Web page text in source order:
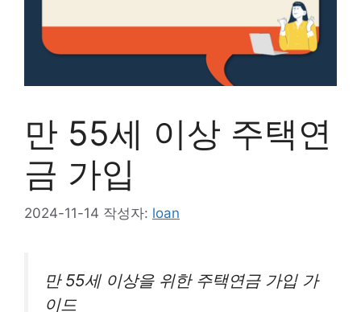
만 55세 이상 주택연
금 가입
2024-11-14 작성자: loan
만 55세 이상을 위한 주택연금 가입 가
이드